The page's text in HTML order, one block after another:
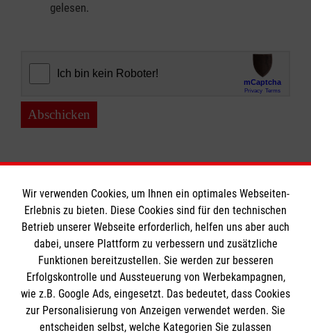
gelesen.
Abschicken
Informationen
Impressum
Datenschutz
Kontakt
Die Malteser
Wir verwenden Cookies, um Ihnen ein optimales Webseiten-
Erlebnis zu bieten. Diese Cookies sind für den technischen
Betrieb unserer Webseite erforderlich, helfen uns aber auch
dabei, unsere Plattform zu verbessern und zusätzliche
Funktionen bereitzustellen. Sie werden zur besseren
Erfolgskontrolle und Aussteuerung von Werbekampagnen,
wie z.B. Google Ads, eingesetzt. Das bedeutet, dass Cookies
zur Personalisierung von Anzeigen verwendet werden. Sie
entscheiden selbst, welche Kategorien Sie zulassen